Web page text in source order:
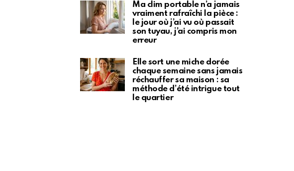
Ma clim portable n’a jamais
vraiment rafraîchi la pièce :
le jour où j’ai vu où passait
son tuyau, j’ai compris mon
erreur
Elle sort une miche dorée
chaque semaine sans jamais
réchauffer sa maison : sa
méthode d’été intrigue tout
le quartier